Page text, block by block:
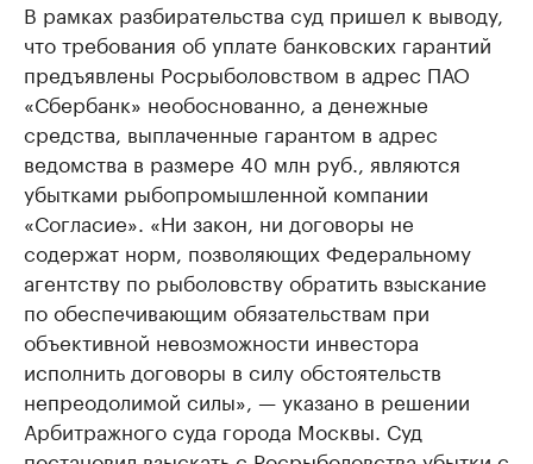
В рамках разбирательства суд пришел к выводу,
что требования об уплате банковских гарантий
предъявлены Росрыболовством в адрес ПАО
«Сбербанк» необоснованно, а денежные
средства, выплаченные гарантом в адрес
ведомства в размере 40 млн руб., являются
убытками рыбопромышленной компании
«Согласие». «Ни закон, ни договоры не
содержат норм, позволяющих Федеральному
агентству по рыболовству обратить взыскание
по обеспечивающим обязательствам при
объективной невозможности инвестора
исполнить договоры в силу обстоятельств
непреодолимой силы», — указано в решении
Арбитражного суда города Москвы. Суд